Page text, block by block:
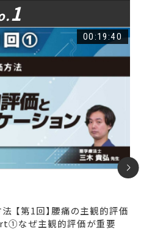
1
00:19:40
【第1回】腰痛の主観的評価
なぜ主観的評価が重要